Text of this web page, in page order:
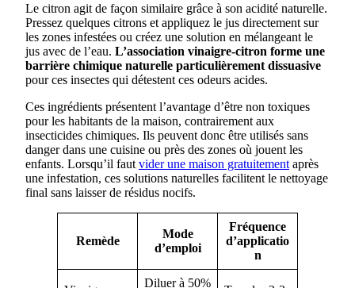
Le citron agit de façon similaire grâce à son acidité naturelle.
Pressez quelques citrons et appliquez le jus directement sur
les zones infestées ou créez une solution en mélangeant le
jus avec de l’eau. L’association vinaigre-citron forme une
barrière chimique naturelle particulièrement dissuasive
pour ces insectes qui détestent ces odeurs acides.
Ces ingrédients présentent l’avantage d’être non toxiques
pour les habitants de la maison, contrairement aux
insecticides chimiques. Ils peuvent donc être utilisés sans
danger dans une cuisine ou près des zones où jouent les
enfants. Lorsqu’il faut vider une maison gratuitement après
une infestation, ces solutions naturelles facilitent le nettoyage
final sans laisser de résidus nocifs.
Remède
Mode
d’emploi
Fréquence
d’applicatio
n
Diluer à 50%